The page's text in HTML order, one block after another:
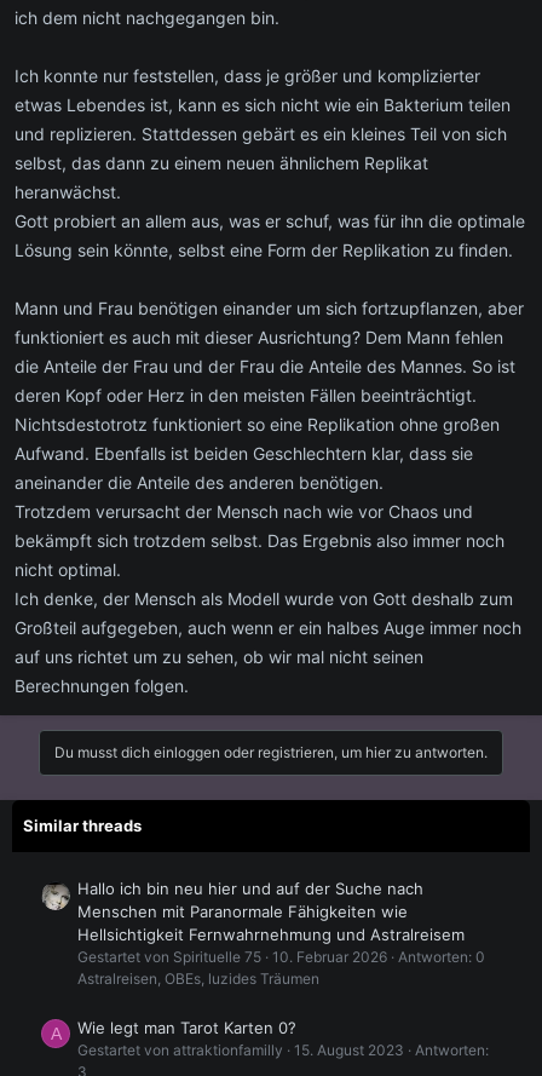
ich dem nicht nachgegangen bin.
Ich konnte nur feststellen, dass je größer und komplizierter
etwas Lebendes ist, kann es sich nicht wie ein Bakterium teilen
und replizieren. Stattdessen gebärt es ein kleines Teil von sich
selbst, das dann zu einem neuen ähnlichem Replikat
heranwächst.
Gott probiert an allem aus, was er schuf, was für ihn die optimale
Lösung sein könnte, selbst eine Form der Replikation zu finden.
Mann und Frau benötigen einander um sich fortzupflanzen, aber
funktioniert es auch mit dieser Ausrichtung? Dem Mann fehlen
die Anteile der Frau und der Frau die Anteile des Mannes. So ist
deren Kopf oder Herz in den meisten Fällen beeinträchtigt.
Nichtsdestotrotz funktioniert so eine Replikation ohne großen
Aufwand. Ebenfalls ist beiden Geschlechtern klar, dass sie
aneinander die Anteile des anderen benötigen.
Trotzdem verursacht der Mensch nach wie vor Chaos und
bekämpft sich trotzdem selbst. Das Ergebnis also immer noch
nicht optimal.
Ich denke, der Mensch als Modell wurde von Gott deshalb zum
Großteil aufgegeben, auch wenn er ein halbes Auge immer noch
auf uns richtet um zu sehen, ob wir mal nicht seinen
Berechnungen folgen.
Du musst dich einloggen oder registrieren, um hier zu antworten.
Similar threads
Hallo ich bin neu hier und auf der Suche nach
Menschen mit Paranormale Fähigkeiten wie
Hellsichtigkeit Fernwahrnehmung und Astralreisem
Gestartet von Spirituelle 75 10. Februar 2026 Antworten: 0
Astralreisen, OBEs, luzides Träumen
A Wie legt man Tarot Karten 0?
Gestartet von attraktionfamilly 15. August 2023
Antworten:
3